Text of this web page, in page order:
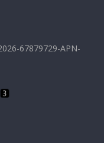
67879729-APN-